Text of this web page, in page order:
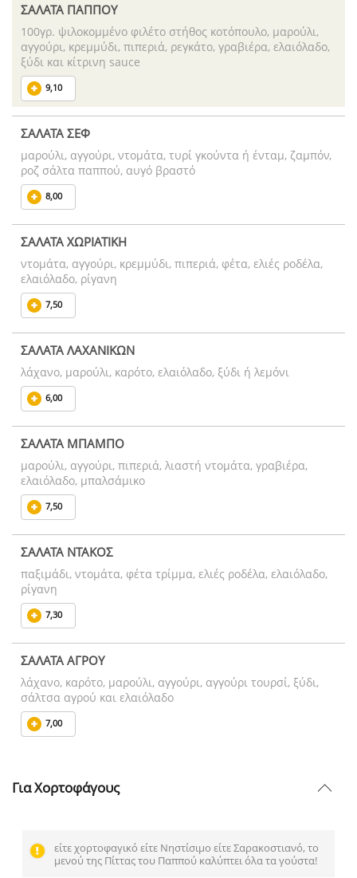
ΣΑΛΑΤΑ ΠΑΠΠΟΥ
100γρ. ψιλοκομμένο φιλέτο στήθος κοτόπουλο, μαρούλι,
αγγούρι, κρεμμύδι, πιπεριά, ρεγκάτο, γραβιέρα, ελαιόλαδο,
ξύδι και κίτρινη sauce
9,10
ΣΑΛΑΤΑ ΣΕΦ
μαρούλι, αγγούρι, ντομάτα, τυρί γκούντα ή ένταμ, ζαμπόν,
ροζ σάλτα παππού, αυγό βραστό
8,00
ΣΑΛΑΤΑ ΧΩΡΙΑΤΙΚΗ
ντομάτα, αγγούρι, κρεμμύδι, πιπεριά, φέτα, ελιές ροδέλα,
ελαιόλαδο, ρίγανη
7,50
ΣΑΛΑΤΑ ΛΑΧΑΝΙΚΩΝ
λάχανο, μαρούλι, καρότο, ελαιόλαδο, ξύδι ή λεμόνι
6,00
ΣΑΛΑΤΑ ΜΠΑΜΠΟ
μαρούλι, αγγούρι, πιπεριά, λιαστή ντομάτα, γραβιέρα,
ελαιόλαδο, μπαλσάμικο
7,50
ΣΑΛΑΤΑ ΝΤΑΚΟΣ
παξιμάδι, ντομάτα, φέτα τρίμμα, ελιές ροδέλα, ελαιόλαδο,
ρίγανη
7,30
ΣΑΛΑΤΑ ΑΓΡΟΥ
λάχανο, καρότο, μαρούλι, αγγούρι, αγγούρι τουρσί, ξύδι,
σάλτσα αγρού και ελαιόλαδο
7,00
Για Χορτοφάγους
είτε χορτοφαγικό είτε Νηστίσιμο είτε Σαρακοστιανό, το
μενού της Πίττας του Παππού καλύπτει όλα τα γούστα!